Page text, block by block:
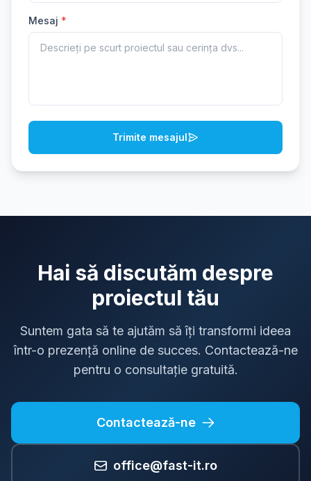
Mesaj *
Trimite mesajul
Hai să discutăm despre
proiectul tău
Suntem gata să te ajutăm să îți transformi ideea
într-o prezență online de succes. Contactează-ne
pentru o consultație gratuită.
Contactează-ne
office@fast-it.ro